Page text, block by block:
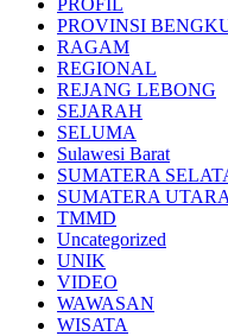
PROVINSI
RAGAM
REGIONAL
REJANG LEBONG
SEJARAH
SELUMA
Sulawesi Barat
SUMATERA
SUMATERA UTARA
TMMD
Uncategorized
UNIK
VIDEO
WAWASAN
WISATA